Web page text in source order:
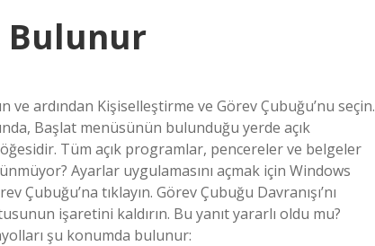
Bulunur
ve ardından Kişiselleştirme ve Görev Çubuğu’nu seçin.
Başlat menüsünün bulunduğu yerde açık
Tüm açık programlar, pencereler ve belgeler
Ayarlar uygulamasını açmak için Windows
Çubuğu’na tıklayın. Görev Çubuğu Davranışı’nı
işaretini kaldırın. Bu yanıt yararlı oldu mu?
şu konumda bulunur: